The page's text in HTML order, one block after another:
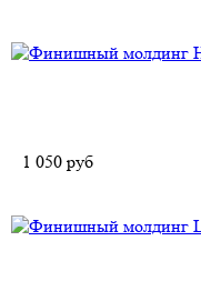
1 050 руб